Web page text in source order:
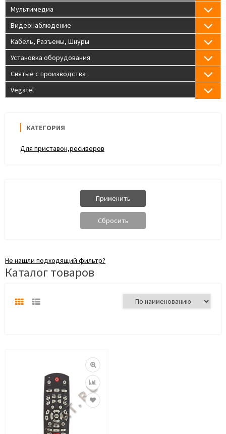
Мультимедиа
Видеонаблюдение
Кабель, Разъемы, Шнуры
Установка оборудования
Снятые с производства
Vegatel
КАТЕГОРИЯ
Для приставок,ресиверов
Не нашли подходящий фильтр?
Каталог товаров